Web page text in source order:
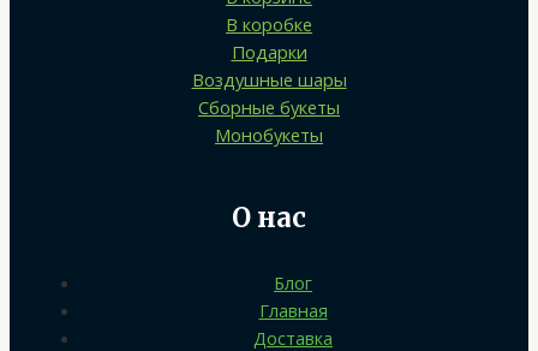
В коробке
Подарки
Воздушные шары
Сборные букеты
Монобукеты
О нас
Блог
Главная
Доставка